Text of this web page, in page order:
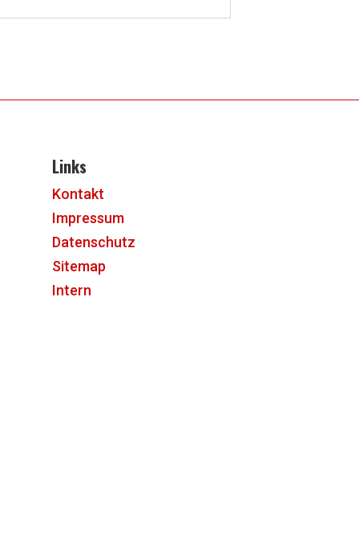
Links
Kontakt
Impressum
Datenschutz
Sitemap
Intern